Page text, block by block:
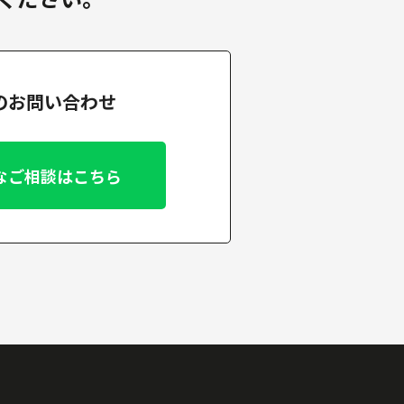
お問い合わせ
ご相談はこちら